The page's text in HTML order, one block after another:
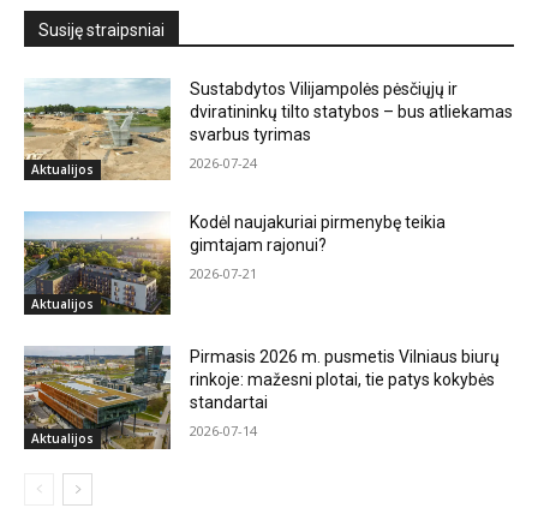
Susiję straipsniai
Aktualijos
Sustabdytos Vilijampolės pėsčiųjų ir
dviratininkų tilto statybos – bus atliekamas
svarbus tyrimas
2026-07-24
Aktualijos
Kodėl naujakuriai pirmenybę teikia
gimtajam rajonui?
2026-07-21
Aktualijos
Pirmasis 2026 m. pusmetis Vilniaus biurų
rinkoje: mažesni plotai, tie patys kokybės
standartai
2026-07-14